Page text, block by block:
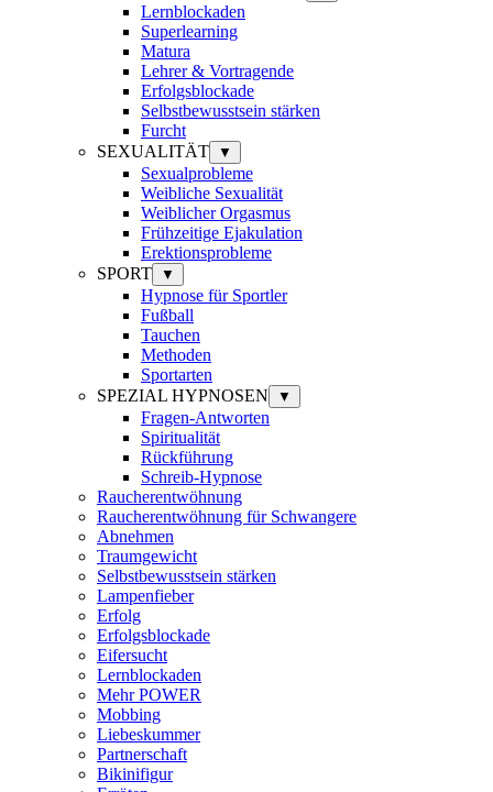
Lernblockaden
Superlearning
Matura
Lehrer & Vortragende
Erfolgsblockade
Selbstbewusstsein stärken
Furcht
SEXUALITÄT
▼
Sexualprobleme
Weibliche Sexualität
Weiblicher Orgasmus
Frühzeitige Ejakulation
Erektionsprobleme
SPORT
▼
Hypnose für Sportler
Fußball
Tauchen
Methoden
Sportarten
SPEZIAL HYPNOSEN
▼
Fragen-Antworten
Spiritualität
Rückführung
Schreib-Hypnose
Raucherentwöhnung
Raucherentwöhnung für Schwangere
Abnehmen
Traumgewicht
Selbstbewusstsein stärken
Lampenfieber
Erfolg
Erfolgsblockade
Eifersucht
Lernblockaden
Mehr POWER
Mobbing
Liebeskummer
Partnerschaft
Bikinifigur